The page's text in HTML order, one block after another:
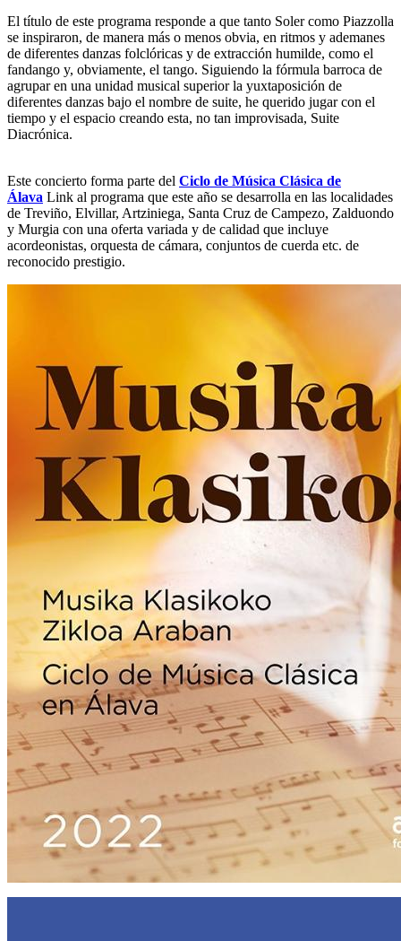
El título de este programa responde a que tanto Soler como Piazzolla
se inspiraron, de manera más o menos obvia, en ritmos y ademanes
de diferentes danzas folclóricas y de extracción humilde, como el
fandango y, obviamente, el tango. Siguiendo la fórmula barroca de
agrupar en una unidad musical superior la yuxtaposición de
diferentes danzas bajo el nombre de suite, he querido jugar con el
tiempo y el espacio creando esta, no tan improvisada, Suite
Diacrónica.
Este concierto forma parte del Ciclo de Música Clásica de
Álava Link al programa que este año se desarrolla en las localidades
de Treviño, Elvillar, Artziniega, Santa Cruz de Campezo, Zalduondo
y Murgia con una oferta variada y de calidad que incluye
acordeonistas, orquesta de cámara, conjuntos de cuerda etc. de
reconocido prestigio.